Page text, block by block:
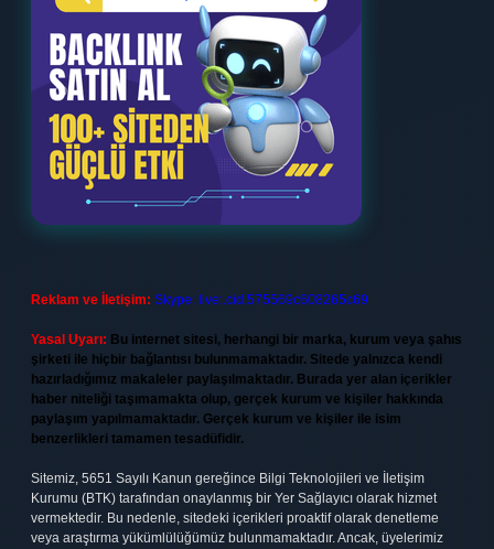
Reklam ve İletişim: Skype: live:.cid.575569c608265c69
Yasal Uyarı: Bu internet sitesi, herhangi bir marka, kurum veya şahıs
şirketi ile hiçbir bağlantısı bulunmamaktadır. Sitede yalnızca kendi
hazırladığımız makaleler paylaşılmaktadır. Burada yer alan içerikler
haber niteliği taşımamakta olup, gerçek kurum ve kişiler hakkında
paylaşım yapılmamaktadır. Gerçek kurum ve kişiler ile isim
benzerlikleri tamamen tesadüfidir.
Sitemiz, 5651 Sayılı Kanun gereğince Bilgi Teknolojileri ve İletişim
Kurumu (BTK) tarafından onaylanmış bir Yer Sağlayıcı olarak hizmet
vermektedir. Bu nedenle, sitedeki içerikleri proaktif olarak denetleme
veya araştırma yükümlülüğümüz bulunmamaktadır. Ancak, üyelerimiz